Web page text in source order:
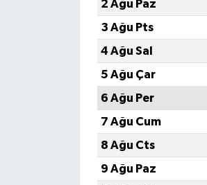
2 Ağu Paz
3 Ağu Pts
4 Ağu Sal
5 Ağu Çar
6 Ağu Per
7 Ağu Cum
8 Ağu Cts
9 Ağu Paz